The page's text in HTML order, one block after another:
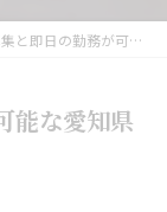
務が可能な愛知県日進市の求人ポイント
能な愛知県